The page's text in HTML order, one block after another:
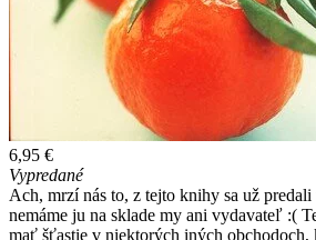
6,95 €
Vypredané
Ach, mrzí nás to, z tejto knihy sa už
nemáme ju na sklade my ani vydavateľ :(
mať šťastie v niektorých iných obchodoch,